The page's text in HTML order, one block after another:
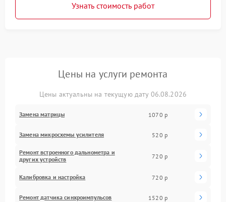
Узнать стоимость работ
Цены на услуги ремонта
Цены актуальны на текущую дату 06.08.2026
Замена матрицы 1070 р
Замена микросхемы усилителя 520 р
Ремонт встроенного дальнометра и
других устройств
720 р
Калибровка и настройка 720 р
Ремонт датчика синхроимпульсов 1520 р